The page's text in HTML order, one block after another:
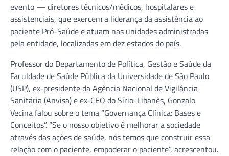
evento — diretores técnicos/médicos, hospitalares e
assistenciais, que exercem a liderança da assistência ao
paciente Pró-Saúde e atuam nas unidades administradas
pela entidade, localizadas em dez estados do país.
Professor do Departamento de Política, Gestão e Saúde da
Faculdade de Saúde Pública da Universidade de São Paulo
(USP), ex-presidente da Agência Nacional de Vigilância
Sanitária (Anvisa) e ex-CEO do Sírio-Libanês, Gonzalo
Vecina falou sobre o tema “Governança Clínica: Bases e
Conceitos”. “Se o nosso objetivo é melhorar a sociedade
através das ações de saúde, nós temos que construir essa
relação com o paciente, empoderar o paciente”, acrescentou.